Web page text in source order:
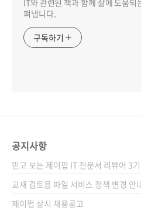
펴냅니다.
구독하기
공지사항
믿고 보는 제이펍 IT 전문서 리뷰어 3
교재 검토용 파일 서비스 정책 변경 안
제이펍 상시 채용공고